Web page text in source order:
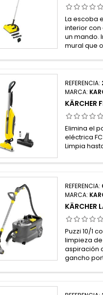
La escoba
interior
un mando.
mural que
REFERENCIA:
MARCA:
KÄRCHER
Elimina el
eléctrica
Limpia
REFERENCIA:
MARCA:
KÄRCHER
Puzzi 10/1
limpieza
aspiración
gancho